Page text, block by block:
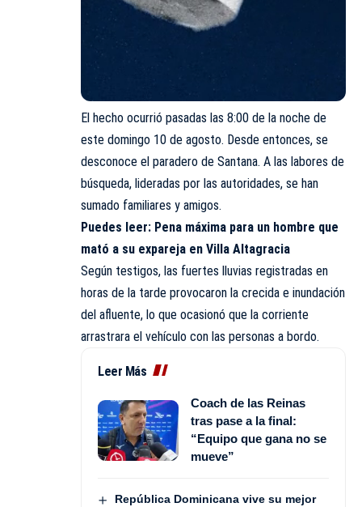
El hecho ocurrió pasadas las 8:00 de la noche de
este domingo 10 de agosto. Desde entonces, se
desconoce el paradero de Santana. A las labores de
búsqueda, lideradas por las autoridades, se han
sumado familiares y amigos.
Puedes leer: Pena máxima para un hombre que
mató a su expareja en Villa Altagracia
Según testigos, las fuertes lluvias registradas en
horas de la tarde provocaron la crecida e inundación
del afluente, lo que ocasionó que la corriente
arrastrara el vehículo con las personas a bordo.
Leer Más
Coach de las Reinas
tras pase a la final:
“Equipo que gana no se
mueve”
República Dominicana vive su mejor